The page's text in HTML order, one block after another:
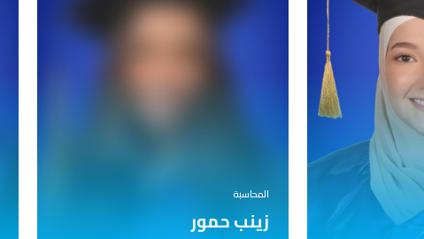
المحاسبة
زينب حمور